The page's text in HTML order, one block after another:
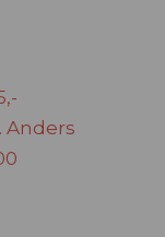
Anders